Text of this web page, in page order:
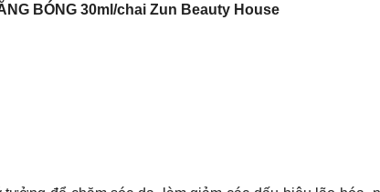
BÓNG 30ml/chai Zun Beauty House